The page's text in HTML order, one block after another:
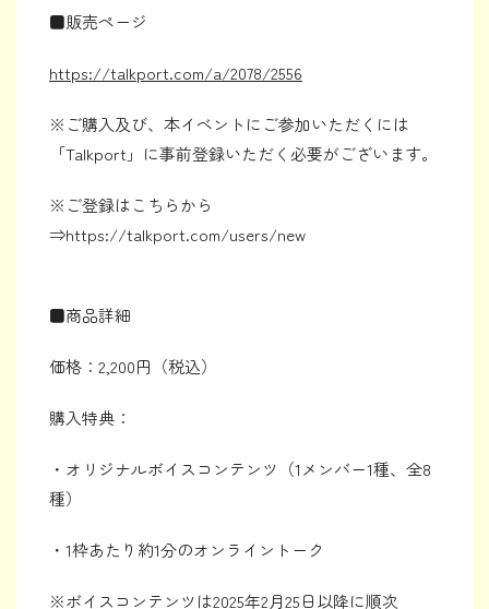
■販売ページ
https://talkport.com/a/2078/2556
※ご購入及び、本イベントにご参加いただくには
「Talkport」に事前登録いただく必要がございます。
※ご登録はこちらから
⇒https://talkport.com/users/new
■商品詳細
価格：2,200円（税込）
購入特典：
・オリジナルボイスコンテンツ（1メンバー1種、全8
種）
・1枠あたり約1分のオンライントーク
※ボイスコンテンツは2025年2月25日以降に順次